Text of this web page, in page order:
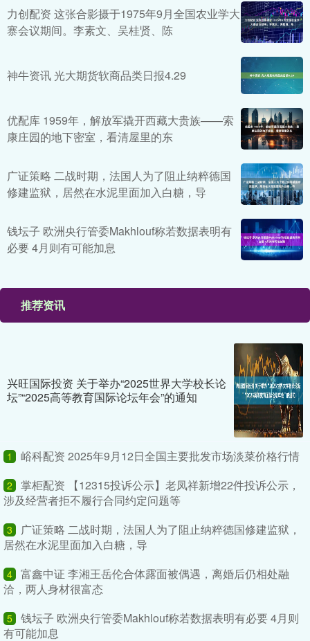
力创配资 这张合影摄于1975年9月全国农业学大
寨会议期间。李素文、吴桂贤、陈
神牛资讯 光大期货软商品类日报4.29
优配库 1959年，解放军撬开西藏大贵族——索
康庄园的地下密室，看清屋里的东
广证策略 二战时期，法国人为了阻止纳粹德国
修建监狱，居然在水泥里面加入白糖，导
钱坛子 欧洲央行管委Makhlouf称若数据表明有
必要 4月则有可能加息
推荐资讯
兴旺国际投资 关于举办“2025世界大学校长论
坛”“2025高等教育国际论坛年会”的通知
1 峪科配资 2025年9月12日全国主要批发市场淡菜价格行情
2
掌柜配资 【12315投诉公示】老凤祥新增22件投诉公示，
涉及经营者拒不履行合同约定问题等
3
广证策略 二战时期，法国人为了阻止纳粹德国修建监狱，
居然在水泥里面加入白糖，导
4 富鑫中证 李湘王岳伦合体露面被偶遇，离婚后仍相处融
洽，两人身材很富态
5 钱坛子 欧洲央行管委Makhlouf称若数据表明有必要 4月则
有可能加息